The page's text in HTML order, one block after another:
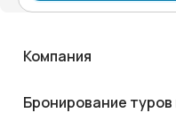
Компания
Бронирование